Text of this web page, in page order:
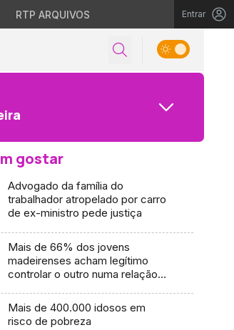
RTP ARQUIVOS Entrar
gostar
Advogado da família do
trabalhador atropelado por carro
de ex-ministro pede justiça
Mais de 66% dos jovens
madeirenses acham legítimo
controlar o outro numa relação
Mais de 400.000 idosos em
risco de pobreza